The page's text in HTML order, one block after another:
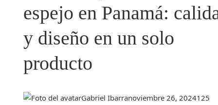
espejo en Panamá:
y diseño en un solo
producto
Gabriel Ibarranoviembre 26, 2024125